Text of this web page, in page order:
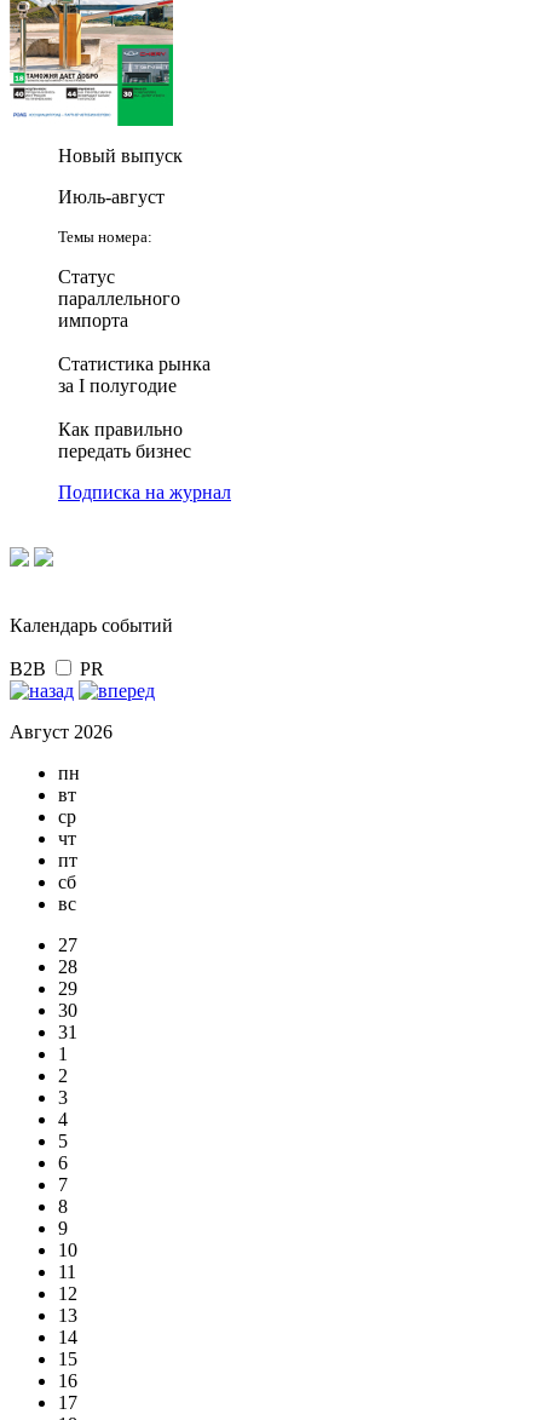
Новый выпуск
Июль-август
Темы номера:
Статус
параллельного
импорта
Статистика рынка
за I полугодие
Как правильно
передать бизнес
Подписка на журнал
Календарь событий
B2B PR
Август 2026
пн
вт
ср
чт
пт
сб
вс
27
28
29
30
31
1
2
3
4
5
6
7
8
9
10
11
12
13
14
15
16
17